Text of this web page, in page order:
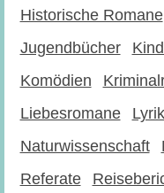
Historische Romane
Jugendbücher
Komödien
Liebesromane
Lyrik
Naturwissenschaft
Referate